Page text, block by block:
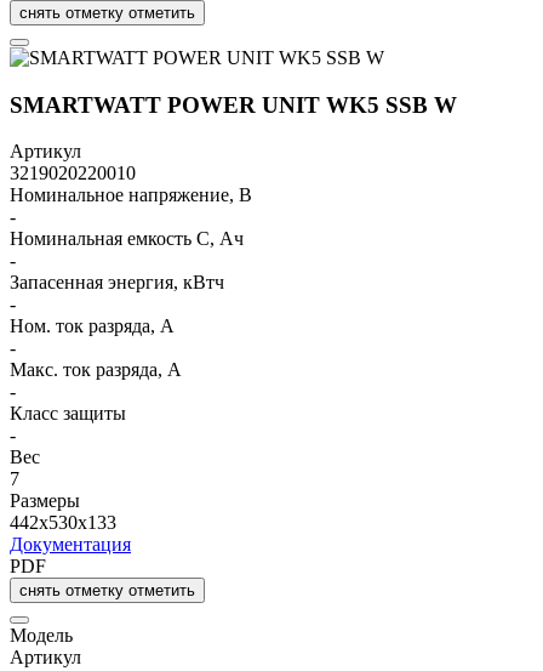
снять отметку отметить
SMARTWATT POWER UNIT WK5 SSB W
Артикул
3219020220010
Номинальное напряжение, В
-
Номинальная емкость C, Ач
-
Запасенная энергия, кВтч
-
Ном. ток разряда, А
-
Макс. ток разряда, А
-
Класс защиты
-
Вес
7
Размеры
442x530x133
Документация
PDF
снять отметку отметить
Модель
Артикул